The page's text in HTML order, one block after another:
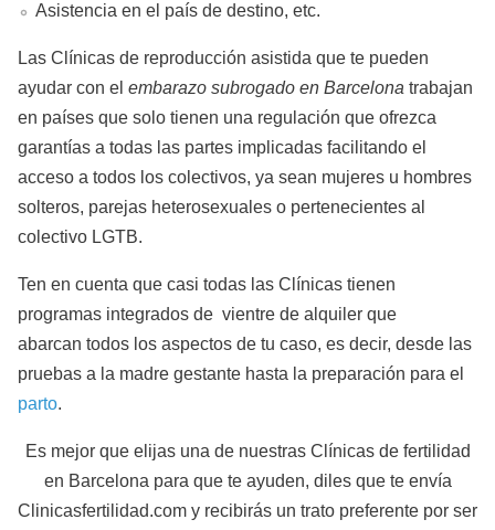
Asistencia en el país de destino, etc.
Las Clínicas de reproducción asistida que te pueden
ayudar con el embarazo subrogado en Barcelona trabajan
en países que solo tienen una regulación que ofrezca
garantías a todas las partes implicadas facilitando el
acceso a todos los colectivos, ya sean mujeres u hombres
solteros, parejas heterosexuales o pertenecientes al
colectivo LGTB.
Ten en cuenta que casi todas las Clínicas tienen
programas integrados de vientre de alquiler que
abarcan todos los aspectos de tu caso, es decir, desde las
pruebas a la madre gestante hasta la preparación para el
parto.
Es mejor que elijas una de nuestras Clínicas de fertilidad
en Barcelona para que te ayuden, diles que te envía
Clinicasfertilidad.com y recibirás un trato preferente por ser